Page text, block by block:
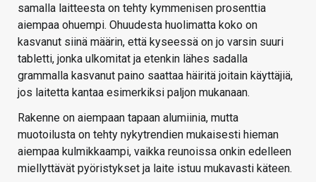
samalla laitteesta on tehty kymmenisen prosenttia
aiempaa ohuempi. Ohuudesta huolimatta koko on
kasvanut siinä määrin, että kyseessä on jo varsin suuri
tabletti, jonka ulkomitat ja etenkin lähes sadalla
grammalla kasvanut paino saattaa häiritä joitain käyttäjiä,
jos laitetta kantaa esimerkiksi paljon mukanaan.
Rakenne on aiempaan tapaan alumiinia, mutta
muotoilusta on tehty nykytrendien mukaisesti hieman
aiempaa kulmikkaampi, vaikka reunoissa onkin edelleen
miellyttävät pyöristykset ja laite istuu mukavasti käteen.